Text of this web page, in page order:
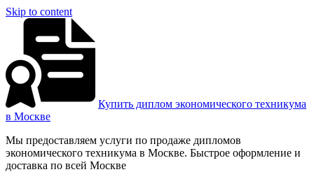
Skip to content
Купить диплом экономического техникума
в Москве
Мы предоставляем услуги по продаже дипломов
экономического техникума в Москве. Быстрое оформление и
доставка по всей Москве